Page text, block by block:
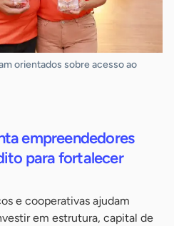
orientados sobre acesso ao
empreendedores
para fortalecer
e cooperativas ajudam
em estrutura, capital de